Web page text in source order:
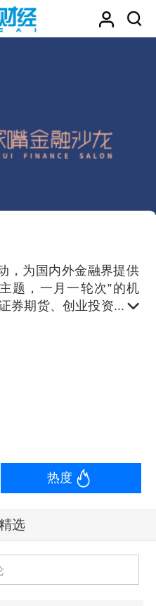
，为国内外金融界提供
题，一月一轮次”的机
券期货、创业投资及上
热度
选